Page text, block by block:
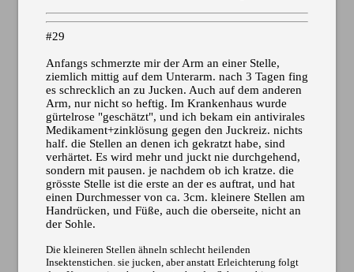
#29
Anfangs schmerzte mir der Arm an einer Stelle,
ziemlich mittig auf dem Unterarm. nach 3 Tagen fing
es schrecklich an zu Jucken. Auch auf dem anderen
Arm, nur nicht so heftig. Im Krankenhaus wurde
gürtelrose "geschätzt", und ich bekam ein antivirales
Medikament+zinklösung gegen den Juckreiz. nichts
half. die Stellen an denen ich gekratzt habe, sind
verhärtet. Es wird mehr und juckt nie durchgehend,
sondern mit pausen. je nachdem ob ich kratze. die
grösste Stelle ist die erste an der es auftrat, und hat
einen Durchmesser von ca. 3cm. kleinere Stellen am
Handrücken, und Füße, auch die oberseite, nicht an
der Sohle.
Die kleineren Stellen ähneln schlecht heilenden
Insektenstichen. sie jucken, aber anstatt Erleichterung folgt